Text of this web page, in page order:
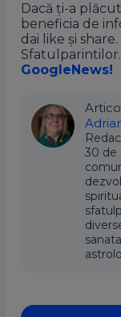
Dacă ți-a
beneficia de
dai like și
GoogleNews!
30 de